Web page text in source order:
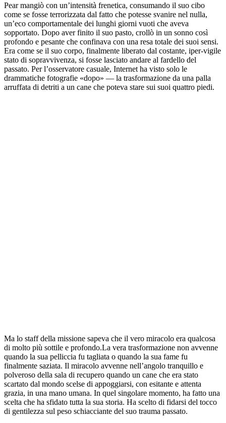
Pear mangiò con un’intensità frenetica, consumando il suo cibo
come se fosse terrorizzata dal fatto che potesse svanire nel nulla,
un’eco comportamentale dei lunghi giorni vuoti che aveva
sopportato. Dopo aver finito il suo pasto, crollò in un sonno così
profondo e pesante che confinava con una resa totale dei suoi sensi.
Era come se il suo corpo, finalmente liberato dal costante, iper-vigile
stato di sopravvivenza, si fosse lasciato andare al fardello del
passato. Per l’osservatore casuale, Internet ha visto solo le
drammatiche fotografie «dopo» — la trasformazione da una palla
arruffata di detriti a un cane che poteva stare sui suoi quattro piedi.
Ma lo staff della missione sapeva che il vero miracolo era qualcosa
di molto più sottile e profondo.La vera trasformazione non avvenne
quando la sua pelliccia fu tagliata o quando la sua fame fu
finalmente saziata. Il miracolo avvenne nell’angolo tranquillo e
polveroso della sala di recupero quando un cane che era stato
scartato dal mondo scelse di appoggiarsi, con esitante e attenta
grazia, in una mano umana. In quel singolare momento, ha fatto una
scelta che ha sfidato tutta la sua storia. Ha scelto di fidarsi del tocco
di gentilezza sul peso schiacciante del suo trauma passato.